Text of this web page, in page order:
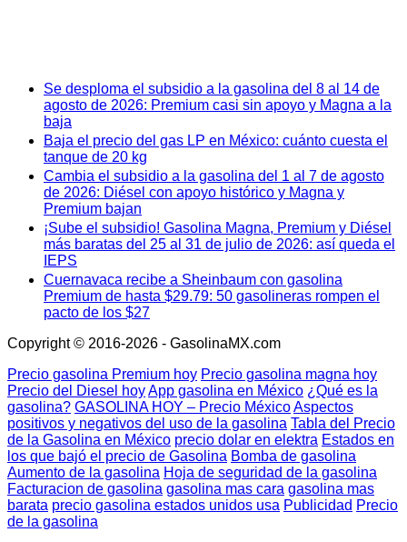
Se desploma el subsidio a la gasolina del 8 al 14 de
agosto de 2026: Premium casi sin apoyo y Magna a la
baja
Baja el precio del gas LP en México: cuánto cuesta el
tanque de 20 kg
Cambia el subsidio a la gasolina del 1 al 7 de agosto
de 2026: Diésel con apoyo histórico y Magna y
Premium bajan
¡Sube el subsidio! Gasolina Magna, Premium y Diésel
más baratas del 25 al 31 de julio de 2026: así queda el
IEPS
Cuernavaca recibe a Sheinbaum con gasolina
Premium de hasta $29.79: 50 gasolineras rompen el
pacto de los $27
Copyright © 2016-2026 - GasolinaMX.com
Precio gasolina Premium hoy Precio gasolina magna hoy
Precio del Diesel hoyApp gasolina en México ¿Qué es la
gasolina? GASOLINA HOY – Precio MéxicoAspectos
positivos y negativos del uso de la gasolina Tabla del Precio
de la Gasolina en México precio dolar en elektra Estados en
los que bajó el precio de Gasolina Bomba de gasolina
Aumento de la gasolina Hoja de seguridad de la gasolina
Facturacion de gasolina gasolina mas cara gasolina mas
barata precio gasolina estados unidos usa Publicidad Precio
de la gasolina